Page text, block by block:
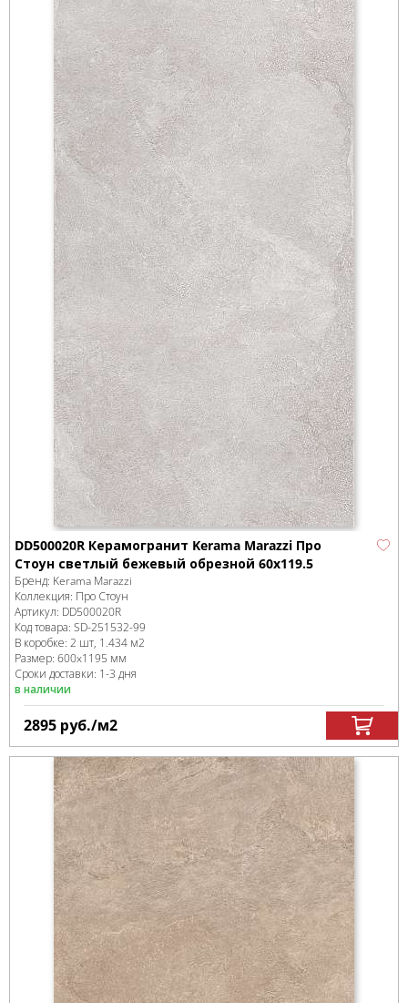
DD500020R Керамогранит Kerama Marazzi Про
Стоун светлый бежевый обрезной 60x119.5
Бренд: Kerama Marazzi
Коллекция: Про Стоун
Артикул: DD500020R
Код товара: SD-251532-99
В коробке: 2 шт, 1.434 м2
Размер: 600x1195 мм
Сроки доставки: 1-3 дня
в наличии
2895 руб./м2